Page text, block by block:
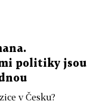
politiky jsou
v Česku?